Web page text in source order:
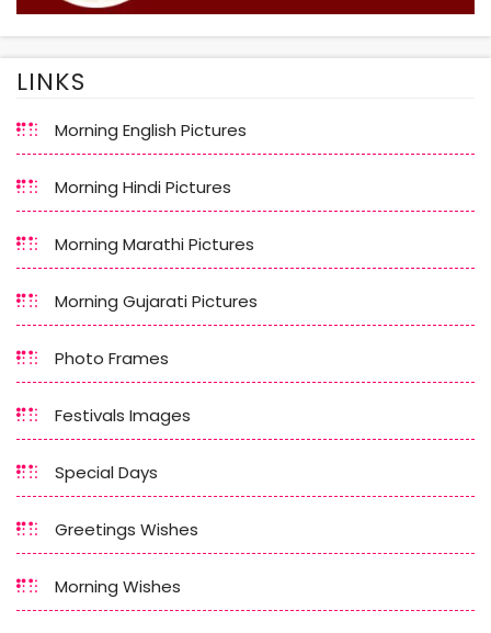
LINKS
Morning English Pictures
Morning Hindi Pictures
Morning Marathi Pictures
Morning Gujarati Pictures
Photo Frames
Festivals Images
Special Days
Greetings Wishes
Morning Wishes